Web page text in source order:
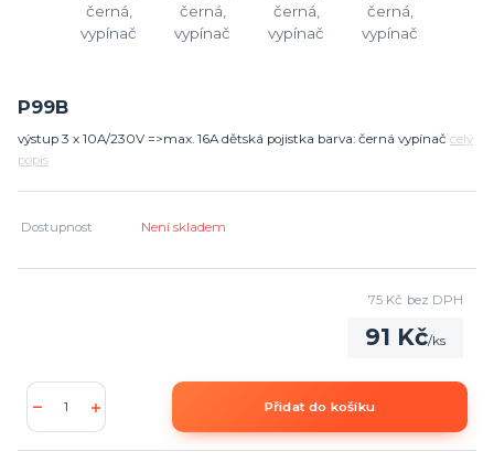
P99B
výstup 3 x 10A/230V =>max. 16A dětská pojistka barva: černá vypínač celý
popis
Dostupnost Není skladem
91 Kč/ks
75 Kč bez DPH
Přidat do košíku